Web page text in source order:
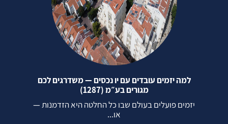
למה יזמים עובדים עם יו נכסים — משדרגים לכם
מגורים בע״מ (1287)
יזמים פועלים בעולם שבו כל החלטה היא הזדמנות —
או...